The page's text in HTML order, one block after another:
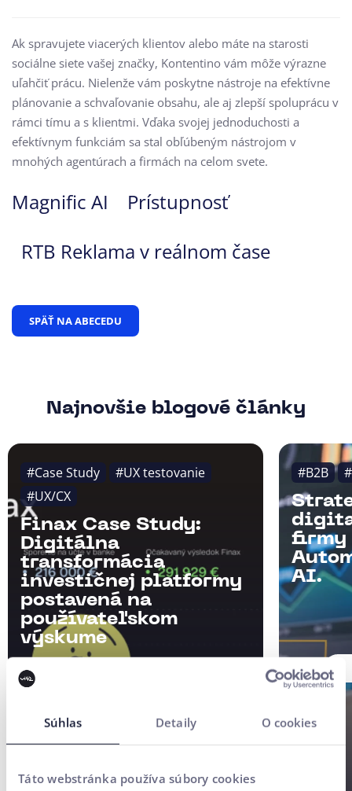
Súhlas Detaily O cookies
Táto webstránka používa súbory cookies
Ak spravujete viacerých klientov alebo máte na starosti
sociálne siete vašej značky, Kontentino vám môže výrazne
uľahčiť prácu. Nielenže vám poskytne nástroje na efektívne
plánovanie a schvaľovanie obsahu, ale aj zlepší spoluprácu v
rámci tímu a s klientmi. Vďaka svojej jednoduchosti a
efektívnym funkciám sa stal obľúbeným nástrojom v
mnohých agentúrach a firmách na celom svete.
Magnific AI
Prístupnosť
RTB Reklama v reálnom čase
SPÄŤ NA ABECEDU
Najnovšie blogové články
#Case Study
#UX testovanie
#UX/CX
Finax Case Study:
Digitálna
transformácia
investičnej platformy
postavená na
používateľskom
výskume
#B2B
firmy
AI.